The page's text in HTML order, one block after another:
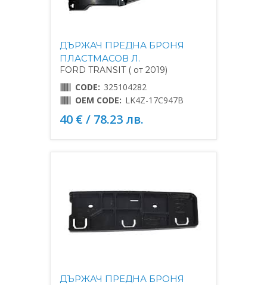
ДЪРЖАЧ ПРЕДНА БРОНЯ
ПЛАСТМАСОВ Л.
FORD TRANSIT ( от 2019)
CODE: 325104282
OEM CODE: LK4Z-17C947B
40 € / 78.23 лв.
ДЪРЖАЧ ПРЕДНА БРОНЯ